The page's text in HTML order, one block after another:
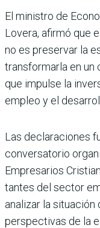
El ministro de
Lovera, afirmó que
no es preser­var la
transformarla en
que impulse la
empleo y el
Las declaraciones
conversa­torio
Empresarios
tantes del sector
analizar la situación
perspectivas de la